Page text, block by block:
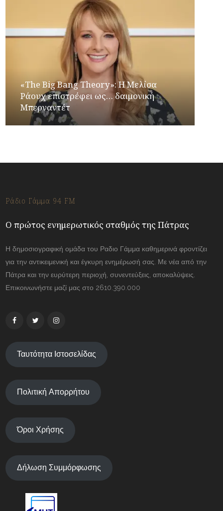
«The Big Bang Theory»: Η Μελίσα
Ράουχ επιστρέφει ως… δαιμονική
Μπερναντέτ
Ράδιο Γάμμα 94 FM
Ο πρώτος ενημερωτικός σταθμός της Πάτρας
Η δημοσιογραφική ομάδα του Ραδιο Γάμμα καθημερινά φροντίζει
για την αντικειμενική και έγκυρη ενημέρωσή σας. Με νέα από την
Πάτρα και την ευρύτερη περιοχή, συνεντεύξεις, αποκαλύψεις.
Επικοινωνήστε μαζί μας στο 2610.390.000
Ταυτότητα Ιστοσελίδας
Πολιτική Απορρήτου
Όροι Χρήσης
Δήλωση Συμμόρφωσης